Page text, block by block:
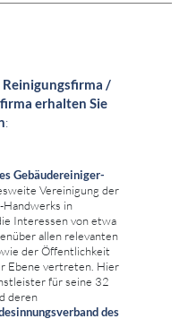
/
erhalten Sie
:
Gebäudereiniger-
Vereinigung der
Handwerks in
Interessen von etwa
allen relevanten
der Öffentlichkeit
Ebene vertreten. Hier
für seine 32
deren
des